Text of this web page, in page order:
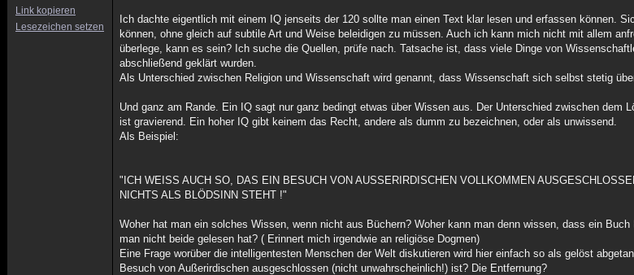
Link kopieren
Lesezeichen setzen
Ich dachte eigentlich mit einem IQ jenseits der 120 sollte man einen Text klar lesen und erfassen können.
können, ohne gleich auf subtile Art und Weise beleidigen zu müssen. Auch ich kann mich nicht mit allem
überlege, kann es sein? Ich suche die Quellen, prüfe nach. Tatsache ist, dass viele Dinge von
abschließend geklärt wurden.
Als Unterschied zwischen Religion und Wissenschaft wird genannt, dass Wissenschaft sich selbst stetig
Und ganz am Rande. Ein IQ sagt nur ganz bedingt etwas über Wissen aus. Der Unterschied zwischen dem
ist gravierend. Ein hoher IQ gibt keinem das Recht, andere als dumm zu bezeichnen, oder als unwissend.
Als Beispiel:
"ICH WEISS AUCH SO, DAS EIN BESUCH VON AUSSERIRDISCHEN VOLLKOMMEN
NICHTS ALS BLÖDSINN STEHT !"
Woher hat man ein solches Wissen, wenn nicht aus Büchern? Woher kann man denn wissen, dass ein
man nicht beide gelesen hat? ( Erinnert mich irgendwie an religiöse Dogmen)
Eine Frage worüber die intelligentesten Menschen der Welt diskutieren wird hier einfach so als gelöst
Besuch von Außerirdischen ausgeschlossen (nicht unwahrscheinlich!) ist? Die Entfernung?